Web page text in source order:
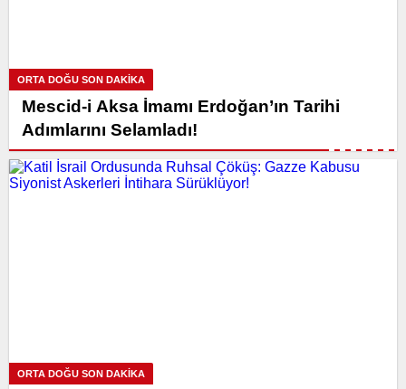
ORTA DOĞU SON DAKİKA
Mescid-i Aksa İmamı Erdoğan’ın Tarihi
Adımlarını Selamladı!
ORTA DOĞU SON DAKİKA